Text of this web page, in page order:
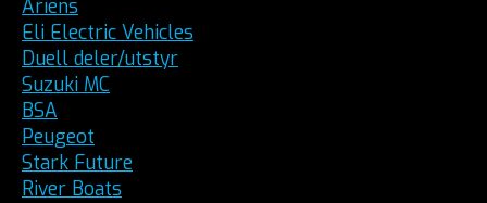
Ariens
Eli Electric Vehicles
Duell deler/utstyr
Suzuki MC
BSA
Peugeot
Stark Future
River Boats